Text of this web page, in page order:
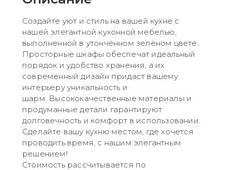
Создайте уют и стиль на вашей кухне с
нашей элегантной кухонной мебелью,
выполненной в утончённом зелёном цвете.
Просторные шкафы обеспечат идеальный
порядок и удобство хранения, а их
современный дизайн придаст вашему
интерьеру уникальность и
шарм. Высококачественные материалы и
продуманные детали гарантируют
долговечность и комфорт в использовании.
Сделайте вашу кухню местом, где хочется
проводить время, с нашим элегантным
решением!
Стоимость рассчитывается по